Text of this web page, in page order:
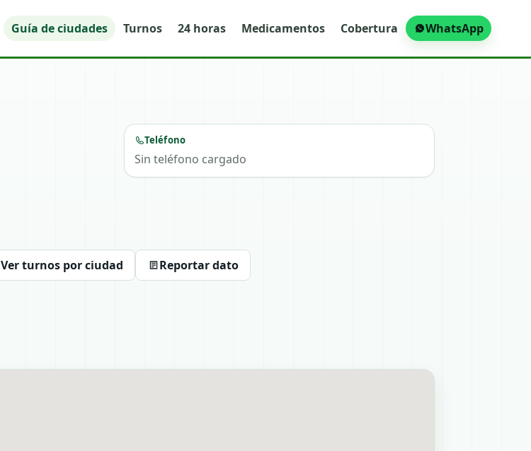
Guía de ciudades Turnos 24 horas Medicamentos Cobertura WhatsApp
Teléfono
Sin teléfono cargado
Ver turnos por ciudad Reportar dato